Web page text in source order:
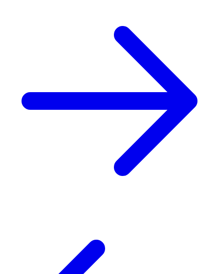
"sorpasso" astronomico, accompagnati a breve distanza da un terzo,